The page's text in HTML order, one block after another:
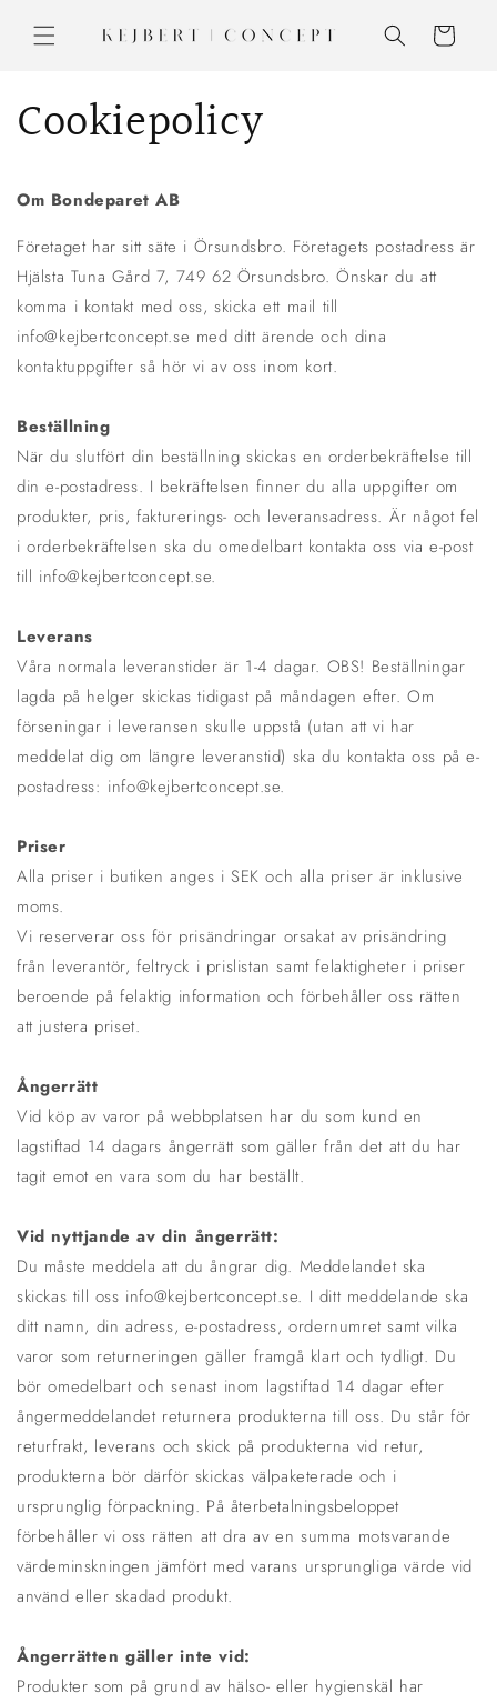
till
Varukorg
Cookiepolicy
Om Bondeparet AB
Företaget har sitt säte i Örsundsbro. Företagets postadress är
Hjälsta Tuna Gård 7, 749 62 Örsundsbro. Önskar du att
komma i kontakt med oss, skicka ett mail till
info@kejbertconcept.se med ditt ärende och dina
kontaktuppgifter så hör vi av oss inom kort.
Beställning
När du slutfört din beställning skickas en orderbekräftelse till
din e-postadress. I bekräftelsen finner du alla uppgifter om
produkter, pris, fakturerings- och leveransadress. Är något fel
i orderbekräftelsen ska du omedelbart kontakta oss via e-post
till info@kejbertconcept.se.
Leverans
Våra normala leveranstider är 1-4 dagar. OBS! Beställningar
lagda på helger skickas tidigast på måndagen efter. Om
förseningar i leveransen skulle uppstå (utan att vi har
meddelat dig om längre leveranstid) ska du kontakta oss på e-
postadress: info@kejbertconcept.se.
Priser
Alla priser i butiken anges i SEK och alla priser är inklusive
moms.
Vi reserverar oss för prisändringar orsakat av prisändring
från leverantör, feltryck i prislistan samt felaktigheter i priser
beroende på felaktig information och förbehåller oss rätten
att justera priset.
Ångerrätt
Vid köp av varor på webbplatsen har du som kund en
lagstiftad 14 dagars ångerrätt som gäller från det att du har
tagit emot en vara som du har beställt.
Vid nyttjande av din ångerrätt:
Du måste meddela att du ångrar dig. Meddelandet ska
skickas till oss info@kejbertconcept.se. I ditt meddelande ska
ditt namn, din adress, e-postadress, ordernumret samt vilka
varor som returneringen gäller framgå klart och tydligt. Du
bör omedelbart och senast inom lagstiftad 14 dagar efter
ångermeddelandet returnera produkterna till oss. Du står för
returfrakt, leverans och skick på produkterna vid retur,
produkterna bör därför skickas välpaketerade och i
ursprunglig förpackning. På återbetalningsbeloppet
förbehåller vi oss rätten att dra av en summa motsvarande
värdeminskningen jämfört med varans ursprungliga värde vid
använd eller skadad produkt.
Ångerrätten gäller inte vid:
Produkter som på grund av hälso- eller hygienskäl har